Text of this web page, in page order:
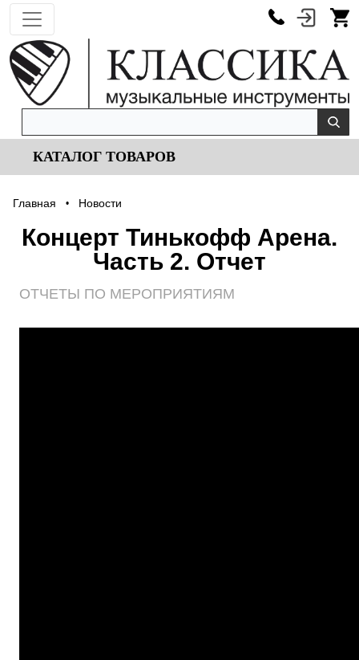
КАТАЛОГ ТОВАРОВ
Главная • Новости
Концерт Тинькофф Арена.
Часть 2. Отчет
ОТЧЕТЫ ПО МЕРОПРИЯТИЯМ